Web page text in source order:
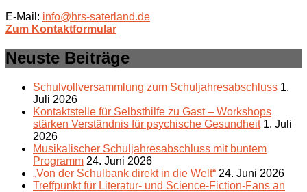
E-Mail: info@hrs-saterland.de
Zum Kontaktformular
Neuste Beiträge
Schulvollversammlung zum Schuljahresabschluss 1.
Juli 2026
Kontaktstelle für Selbsthilfe zu Gast – Workshops
stärken Verständnis für psychische Gesundheit 1. Juli
2026
Musikalischer Schuljahresabschluss mit buntem
Programm 24. Juni 2026
„Von der Schulbank direkt in die Welt“ 24. Juni 2026
Treffpunkt für Literatur- und Science-Fiction-Fans an